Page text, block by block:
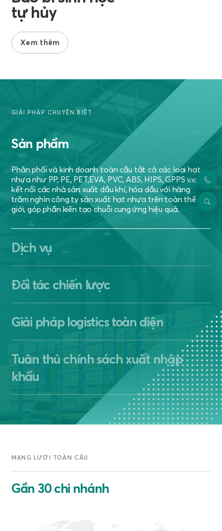
tự hủy
Xem thêm
GIẢI PHÁP CHUYÊN BIỆT
Sản phẩm
Phân phối và kinh doanh toàn cầu tất cả các loại hạt
nhựa như PP, PE, PET,EVA, PVC, ABS, HIPS, GPPS v.v;
kết nối các nhà sản xuất dầu khí, hóa dầu với hàng
trăm nghìn công ty sản xuất hạt nhựa trên toàn thế
giới, góp phần kiến tạo chuỗi cung ứng hiệu quả.
Dịch vụ
Đối tác chiến lược
Giải pháp logistics toàn diện
Tuân thủ chính sách xuất nhập
khẩu
MẠNG LƯỚI TOÀN CẦU
Gần 30 chi nhánh